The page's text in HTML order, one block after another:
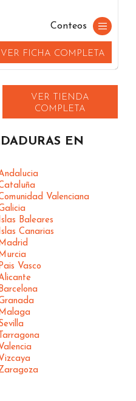
Conteos
VER FICHA COMPLETA
VER TIENDA
COMPLETA
EN
Valenciana
Baleares
Canarias
Vasco